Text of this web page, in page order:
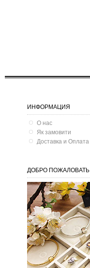
ИНФОРМАЦИЯ
О нас
Як замовити
Доставка и Оплата
ДОБРО ПОЖАЛОВАТЬ